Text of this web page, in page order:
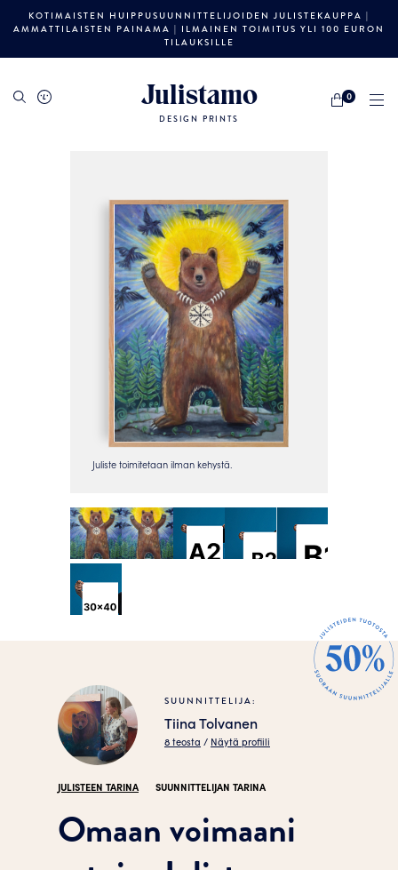
KOTIMAISTEN HUIPPUSUUNNITTELIJOIDEN JULISTEKAUPPA |
AMMATTILAISTEN PAINAMA | ILMAINEN TOIMITUS YLI 100 EURON
TILAUKSILLE
Julistamo
DESIGN PRINTS
0
SUUNNITTELIJA:
Tiina Tolvanen
8 teosta / Näytä profiili
JULISTEEN TARINA SUUNNITTELIJAN TARINA
Omaan voimaani